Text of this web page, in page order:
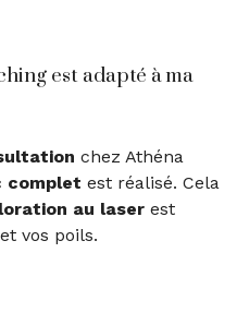
est adapté à ma
chez Athéna
complet est réalisé. Cela
au laser est
vos poils.